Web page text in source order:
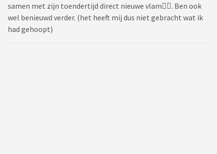
samen met zijn toendertijd direct nieuwe vlam🤷‍♀️. Ben ook
wel benieuwd verder. (het heeft mij dus niet gebracht wat ik
had gehoopt)